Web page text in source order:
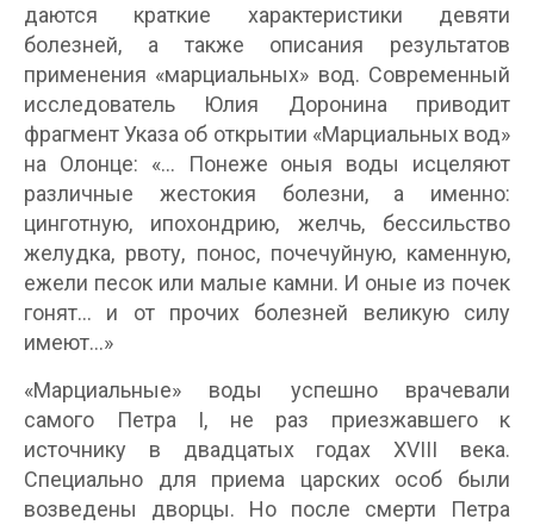
даются краткие характеристики девяти
болезней, а также описания результатов
применения «марциальных» вод. Современный
исследователь Юлия Доронина приводит
фрагмент Указа об открытии «Марциальных вод»
на Олонце: «... Понеже оныя воды исцеляют
различные жестокия болезни, а именно:
цинготную, ипохондрию, желчь, бессильство
желудка, рвоту, понос, почечуйную, каменную,
ежели песок или малые камни. И оные из почек
гонят... и от прочих болезней великую силу
имеют...»
«Марциальные» воды успешно врачевали
самого Петра I, не раз приезжавшего к
источнику в двадцатых годах XVIII века.
Специально для приема царских особ были
возведены дворцы. Но после смерти Петра